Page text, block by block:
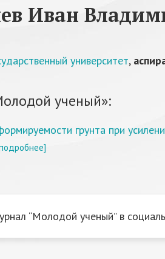
Иван
университет,
ученый»:
грунта при
“Молодой ученый” в